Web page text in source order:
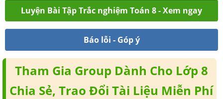
Luyện Bài Tập Trắc nghiệm Toán 8 - Xem ngay
Báo lỗi - Góp ý
Tham Gia Group Dành Cho Lớp 8
Chia Sẻ, Trao Đổi Tài Liệu Miễn Phí